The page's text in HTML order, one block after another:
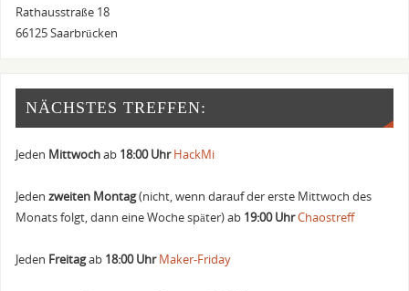
Rathausstraße 18
66125 Saarbrücken
NÄCHSTES TREFFEN:
Jeden Mittwochab 18:00 Uhr HackMi
Jedenzweiten Montag(nicht, wenn darauf der erste Mittwoch des
Monats folgt, dann eine Woche später) ab 19:00 UhrChaostreff
Jeden Freitagab 18:00 Uhr Maker-Friday